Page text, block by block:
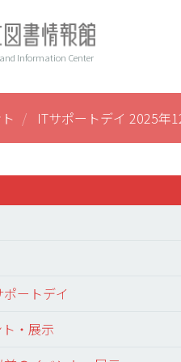
Information Center
ー
ITサポートデイ 2025年
ートデイ
・展示